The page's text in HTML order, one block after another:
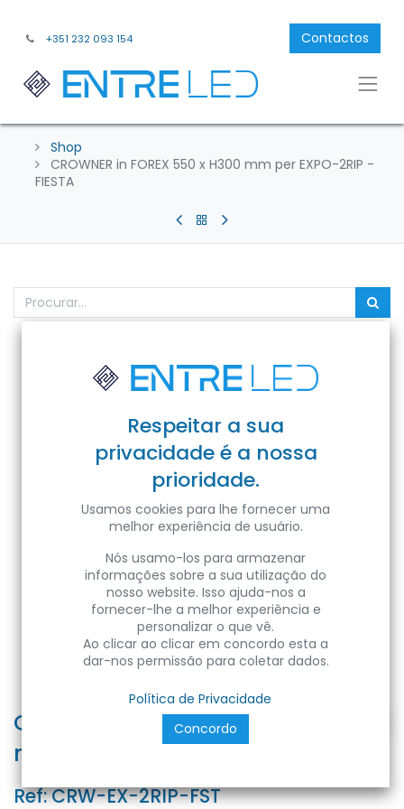
+351 232 093 154 Contactos
Shop
CROWNER in FOREX 550 x H300 mm per EXPO-2RIP -
FIESTA
CROWNER in FOREX 550 x H300
mm per EXPO-2RIP - FIESTA
Ref:CRW-EX-2RIP-FST
Respeitar a sua
privacidade é a nossa
prioridade.
Usamos cookies para lhe fornecer uma
melhor experiência de usuário.
Nós usamo-los para armazenar
informações sobre a sua utilização do
nosso website. Isso ajuda-nos a
fornecer-lhe a melhor experiência e
personalizar o que vê.
Ao clicar ao clicar em concordo esta a
dar-nos permissão para coletar dados.
Política de Privacidade
Concordo